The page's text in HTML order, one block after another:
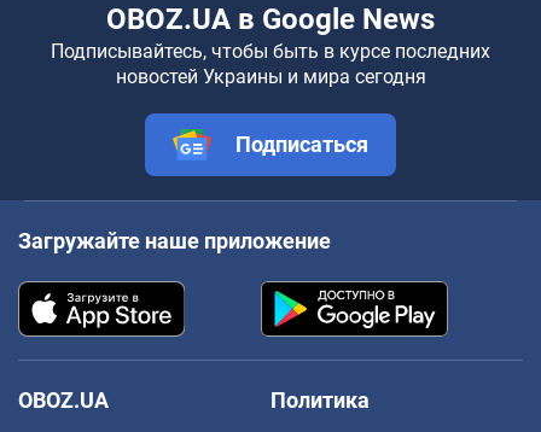
OBOZ.UA в Google News
Подписывайтесь, чтобы быть в курсе последних
новостей Украины и мира сегодня
Подписаться
Загружайте наше приложение
OBOZ.UA
Политика